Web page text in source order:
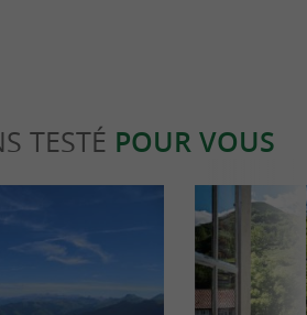
TESTÉ POUR VOUS